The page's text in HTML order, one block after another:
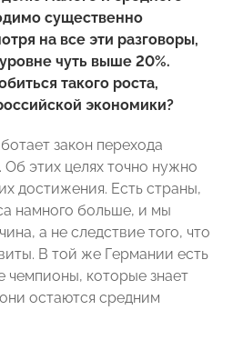
существенно
на все эти разговоры,
чуть выше 20%.
такого роста,
экономики?
закон перехода
Об этих целях точно нужно
достижения. Есть страны,
намного больше, и мы
а не следствие того, что
В той же Германии есть
чемпионы, которые знает
остаются средним